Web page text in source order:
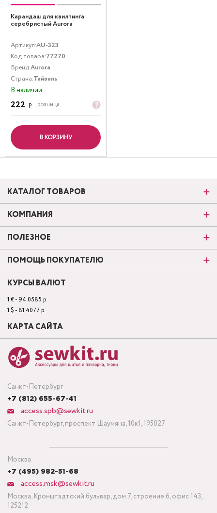
Карандаш для квилтинга
серебристый Aurora
Артикул:AU-323
Код товара:77270
Бренд:Aurora
Страна:Тайвань
В наличии
222 р. розница
В КОРЗИНУ
Санкт-Петербург
+7 (812) 655-67-41
access.spb@sewkit.ru
Санкт-Петербург, проспект Шаумяна, 10к1, 195027
Москва
+7 (495) 982-51-68
access.msk@sewkit.ru
Москва, Кронштадтский бульвар, дом 7, строение 6, офис 143,
125212
КАТАЛОГ ТОВАРОВ
КОМПАНИЯ
ПОЛЕЗНОЕ
ПОМОЩЬ ПОКУПАТЕЛЮ
КУРСЫ ВАЛЮТ
1 € - 94.0585 р.
1 $ - 81.4077 р.
КАРТА САЙТА